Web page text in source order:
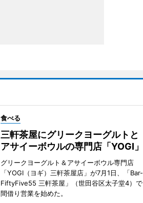
食べる
三軒茶屋にグリークヨーグルトと
アサイーボウルの専門店「YOGI」
グリークヨーグルト＆アサイーボウル専門店
「YOGI（ヨギ）三軒茶屋店」が7月1日、「Bar-
FiftyFive55 三軒茶屋」（世田谷区太子堂4）で
間借り営業を始めた。